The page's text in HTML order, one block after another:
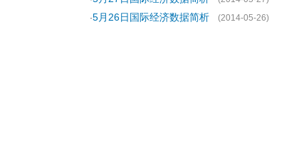
·5月26日国际经济数据简析 (2014-05-26)